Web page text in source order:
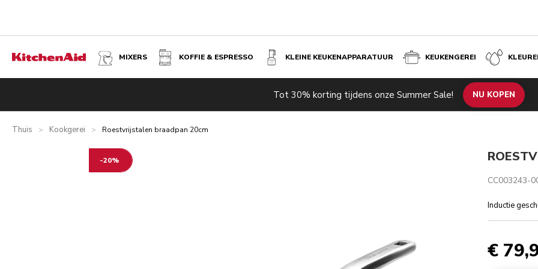
MIXERS KOFFIE & ESPRESSO KLEINE KEUKENAPPARATUUR KEUKENGEREI
Tot 30% korting tijdens onze Summer Sale! NU KOPEN
Thuis > Kookgerei > Roestvrijstalen braadpan 20cm
-20%
CC003243-
Inductie
€